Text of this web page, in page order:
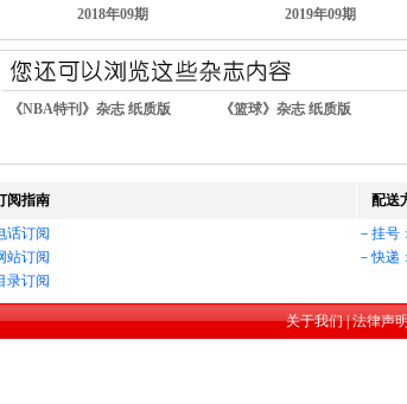
2018年09期 2019年09期
《NBA特刊》杂志 纸质版 《篮球》杂志 纸质版